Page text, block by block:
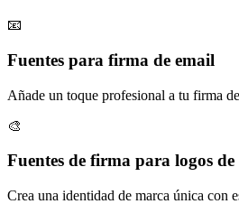
📧
Fuentes para firma de email
Añade un toque profesional a tu firma
🎨
Fuentes de firma para logos
Crea una identidad de marca única con